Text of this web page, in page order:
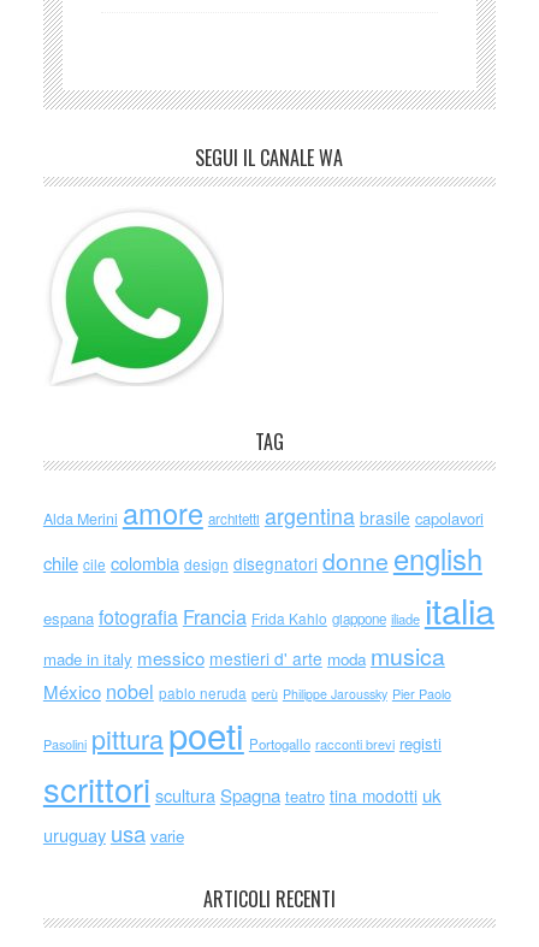
SEGUI IL CANALE WA
TAG
Alda Merini amore architetti argentina brasile capolavori
chile cile colombia design disegnatori donne english
espana fotografia Francia Frida Kahlo giappone iliade italia
made in italy messico mestieri d' arte moda musica
México nobel pablo neruda perù Philippe Jaroussky Pier Paolo
Pasolini pitturapoeti Portogallo racconti brevi registi
scrittori scultura Spagna teatro tina modotti uk
uruguay usa varie
ARTICOLI RECENTI